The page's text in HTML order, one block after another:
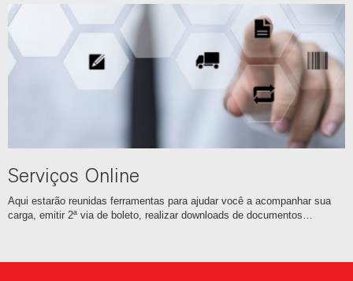
Serviços Online
Aqui estarão reunidas ferramentas para ajudar você a acompanhar sua
carga, emitir 2ª via de boleto, realizar downloads de documentos…